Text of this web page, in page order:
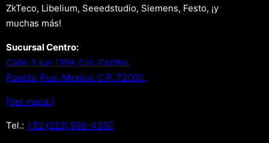
ZkTeco, Libelium, Seeedstudio, Siemens, Festo, ¡y
muchas más!
Sucursal Centro:
Calle 3 sur 1104, Col. Centro.
Puebla, Pue. Mexico. C.P. 72000.
[Ver mapa.]
Tel.: +52 (222) 598-4350